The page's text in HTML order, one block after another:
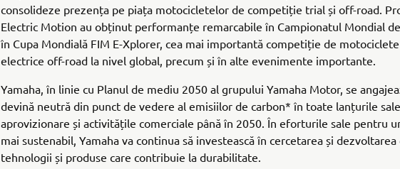
consolideze prezența pe piața motocicletelor de competiție trial și off-road.
Electric Motion au obținut performanțe remarcabile în Campionatul Mondial
în Cupa Mondială FIM E-Xplorer, cea mai importantă competiție de motociclete
electrice off-road la nivel global, precum și în alte evenimente importante.
Yamaha, în linie cu Planul de mediu 2050 al grupului Yamaha Motor, se
devină neutră din punct de vedere al emisiilor de carbon* în toate lanțurile
aprovizionare și activitățile comerciale până în 2050. În eforturile sale pentru
mai sustenabil, Yamaha va continua să investească în cercetarea și dezvoltarea
tehnologii și produse care contribuie la durabilitate.